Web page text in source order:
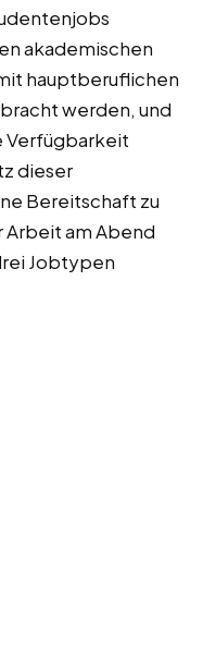
akademischen
hauptberuflichen
werden, und
Verfügbarkeit
dieser
Bereitschaft zu
am Abend
Jobtypen